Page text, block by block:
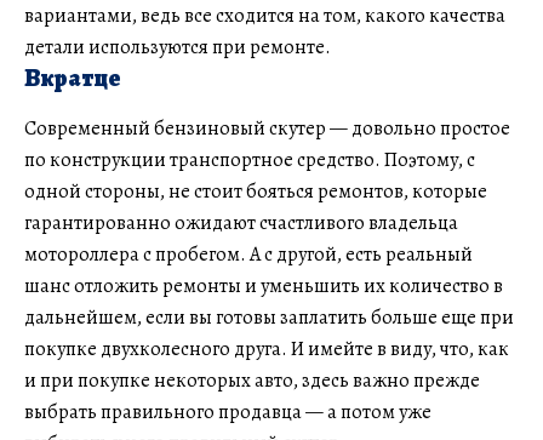
вариантами, ведь все сходится на том, какого качества
детали используются при ремонте.
Вкратце
Современный бензиновый скутер — довольно простое
по конструкции транспортное средство. Поэтому, с
одной стороны, не стоит бояться ремонтов, которые
гарантированно ожидают счастливого владельца
мотороллера с пробегом. А с другой, есть реальный
шанс отложить ремонты и уменьшить их количество в
дальнейшем, если вы готовы заплатить больше еще при
покупке двухколесного друга. И имейте в виду, что, как
и при покупке некоторых авто, здесь важно прежде
выбрать правильного продавца — а потом уже